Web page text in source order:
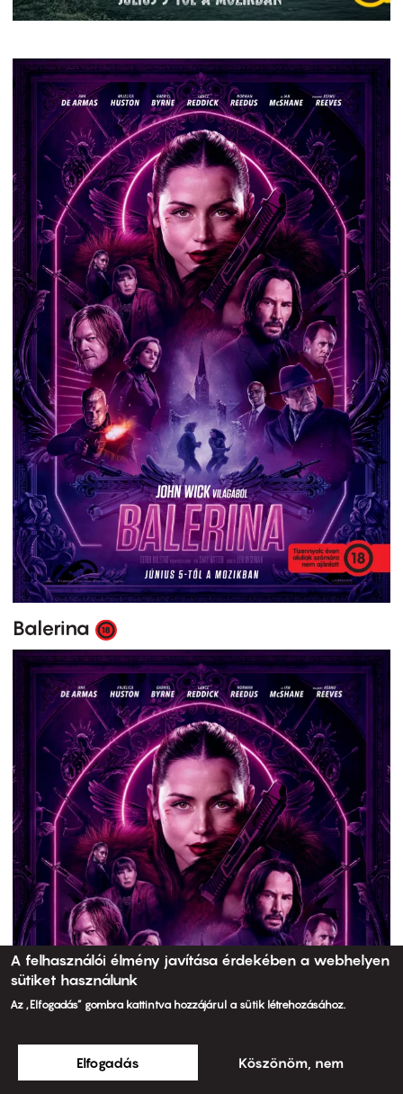
Balerina
A felhasználói élmény javítása érdekében a webhelyen
sütiket használunk
Az „Elfogadás” gombra kattintva hozzájárul a sütik létrehozásához.
Elfogadás Köszönöm, nem